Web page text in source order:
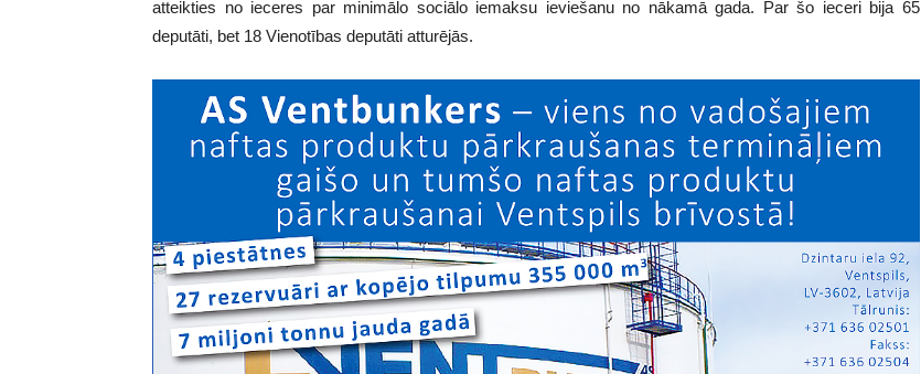
atteikties no ieceres par minimālo sociālo iemaksu ieviešanu no nākamā gada. Par šo ieceri bija 65
deputāti, bet 18 Vienotības deputāti atturējās.